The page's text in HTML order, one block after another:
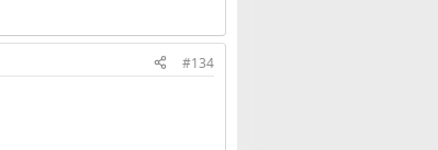
#134